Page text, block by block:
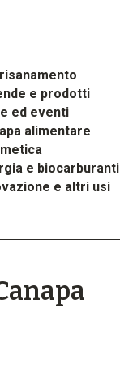
e prodotti
ed eventi
alimentare
e biocarburanti
e altri usi